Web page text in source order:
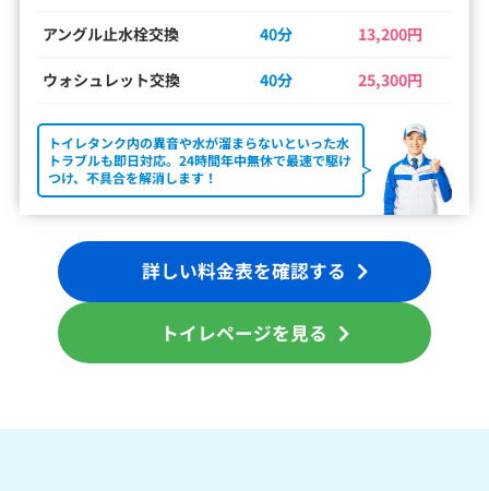
アングル止水栓交換 40分 13,200円
ウォシュレット交換 40分 25,300円
トイレタンク内の異音や水が溜まらないといった水
トラブルも即日対応。24時間年中無休で最速で駆け
つけ、不具合を解消します！
詳しい料金表を確認する
トイレページを見る